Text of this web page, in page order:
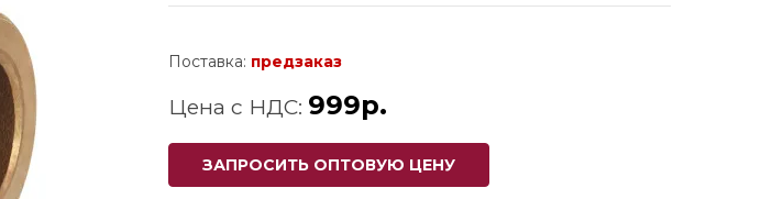
Поставка: предзаказ
Цена с НДС: 999р.
ЗАПРОСИТЬ ОПТОВУЮ ЦЕНУ